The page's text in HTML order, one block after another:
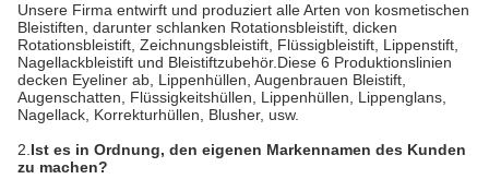
Unsere Firma entwirft und produziert alle Arten von kosmetischen
Bleistiften, darunter schlanken Rotationsbleistift, dicken
Rotationsbleistift, Zeichnungsbleistift, Flüssigbleistift, Lippenstift,
Nagellackbleistift und Bleistiftzubehör.Diese 6 Produktionslinien
decken Eyeliner ab, Lippenhüllen, Augenbrauen Bleistift,
Augenschatten, Flüssigkeitshüllen, Lippenhüllen, Lippenglans,
Nagellack, Korrekturhüllen, Blusher, usw.
2. Ist es in Ordnung, den eigenen Markennamen des Kunden
zu machen?